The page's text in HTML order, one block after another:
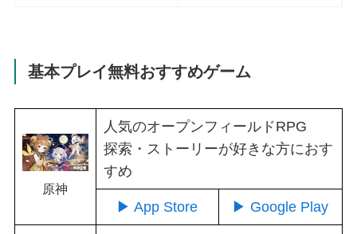
基本プレイ無料おすすめゲーム
原神
人気のオープンフィールドRPG
探索・ストーリーが好きな方におす
すめ
▶ App Store ▶ Google Play